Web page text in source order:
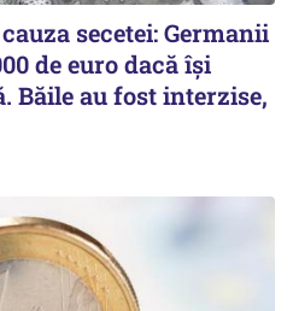
secetei: Germanii
de euro dacă își
Băile au fost interzise,